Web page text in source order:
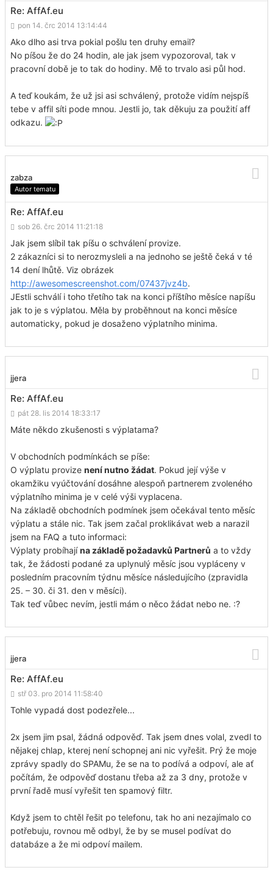
Re: AffAf.eu
pon 14. črc 2014 13:14:44
Ako dlho asi trva pokial pošlu ten druhy email?
No píšou že do 24 hodin, ale jak jsem vypozoroval, tak v
pracovní době je to tak do hodiny. Mě to trvalo asi půl hod.
A teď koukám, že už jsi asi schválený, protože vidím nejspíš
tebe v affil síti pode mnou. Jestli jo, tak děkuju za použití aff
odkazu.
zabza
Autor tematu
Re: AffAf.eu
sob 26. črc 2014 11:21:18
Jak jsem slíbil tak píšu o schválení provize.
2 zákazníci si to nerozmysleli a na jednoho se ještě čeká v té
14 dení lhůtě. Viz obrázek
http://awesomescreenshot.com/07437jvz4b.
JEstli schválí i toho třetího tak na konci příštího měsíce napíšu
jak to je s výplatou. Měla by proběhnout na konci měsíce
automaticky, pokud je dosaženo výplatního minima.
jjera
Re: AffAf.eu
pát 28. lis 2014 18:33:17
Máte někdo zkušenosti s výplatama?
V obchodních podmínkách se píše:
O výplatu provize není nutno žádat. Pokud její výše v
okamžiku vyúčtování dosáhne alespoň partnerem zvoleného
výplatního minima je v celé výši vyplacena.
Na základě obchodních podmínek jsem očekával tento měsíc
výplatu a stále nic. Tak jsem začal proklikávat web a narazil
jsem na FAQ a tuto informaci:
Výplaty probíhajína základě požadavků Partnerů a to vždy
tak, že žádosti podané za uplynulý měsíc jsou vypláceny v
posledním pracovním týdnu měsíce následujícího (zpravidla
25. – 30. či 31. den v měsíci).
Tak teď vůbec nevím, jestli mám o něco žádat nebo ne. :?
jjera
Re: AffAf.eu
stř 03. pro 2014 11:58:40
Tohle vypadá dost podezřele...
2x jsem jim psal, žádná odpověď. Tak jsem dnes volal, zvedl to
nějakej chlap, kterej není schopnej ani nic vyřešit. Prý že moje
zprávy spadly do SPAMu, že se na to podívá a odpoví, ale ať
počítám, že odpověď dostanu třeba až za 3 dny, protože v
první řadě musí vyřešit ten spamový filtr.
Když jsem to chtěl řešit po telefonu, tak ho ani nezajímalo co
potřebuju, rovnou mě odbyl, že by se musel podívat do
databáze a že mi odpoví mailem.